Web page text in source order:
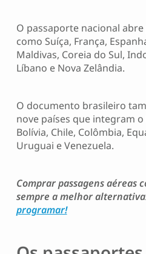
O passaporte nacional
como Suíça, França,
Maldivas, Coreia do Sul,
Líbano e Nova Zelândia.
O documento brasileiro
nove países que integram
Bolívia, Chile, Colômbia,
Uruguai e Venezuela.
Comprar passagens aéreas
sempre a melhor alternativa
programar!